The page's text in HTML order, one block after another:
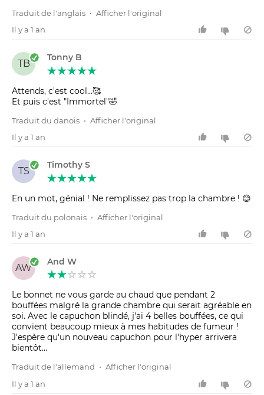
Traduit de l'anglais • Afficher l'original
Il y a 1 an
TB
Tonny B
Attends, c'est cool...🥰
Et puis c'est "Immortel"🤣
Traduit du danois • Afficher l'original
Il y a 1 an
TS
Timothy S
En un mot, génial ! Ne remplissez pas trop la chambre ! 😊
Traduit du polonais • Afficher l'original
Il y a 1 an
AW
And W
Le bonnet ne vous garde au chaud que pendant 2
bouffées malgré la grande chambre qui serait agréable en
soi. Avec le capuchon blindé, j'ai 4 belles bouffées, ce qui
convient beaucoup mieux à mes habitudes de fumeur !
J'espère qu'un nouveau capuchon pour l'hyper arrivera
bientôt...
Traduit de l'allemand • Afficher l'original
Il y a 1 an